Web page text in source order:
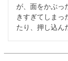
が、面をかぶっ
きすぎてしまっ
たり、押し込ん